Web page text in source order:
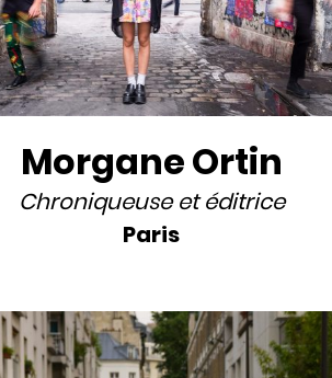
Morgane Ortin
Chroniqueuseetéditrice
Paris